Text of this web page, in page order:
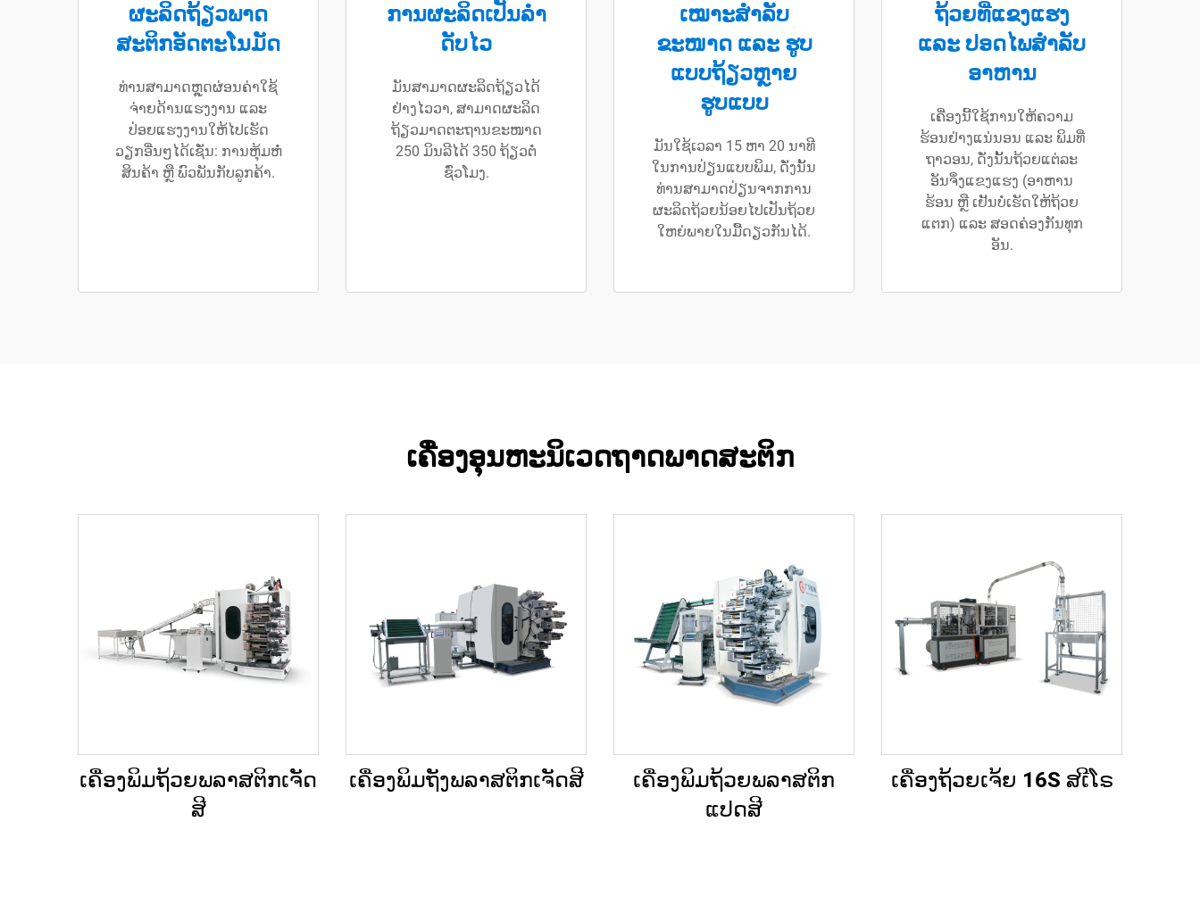
ຜະລິດຖ້ຽວພາດ
ສະຕິກອັດຕະໂນມັດ
ທ່ານສາມາດຫຼຸດຜ່ອນຄ່າໃຊ້
ຈ່າຍດ້ານແຮງງານ ແລະ
ປ່ອຍແຮງງານໃຫ້ໄປເຮັດ
ວຽກອື່ນໆໄດ້ເຊັ່ນ: ການຫຸ້ມຫໍ່
ສິນຄ້າ ຫຼື ພົວພັນກັບລູກຄ້າ.
ການຜະລິດເປັນລໍາ
ດັບໄວ
ມັນສາມາດຜະລິດຖ້ຽວໄດ້
ຢ່າງໄວວາ, ສາມາດຜະລິດ
ຖ້ຽວມາດຕະຖານຂະໜາດ
250 ມິນລີໄດ້ 350 ຖ້ຽວຕໍ່
ຊົ່ວໂມງ.
ເໝາະສຳລັບ
ຂະໜາດ ແລະ ຮູບ
ແບບຖ້ຽວຫຼາຍ
ຮູບແບບ
ມັນໃຊ້ເວລາ 15 ຫາ 20 ນາທີ
ໃນການປ່ຽນແບບພິມ, ດັ່ງນັ້ນ
ທ່ານສາມາດປ່ຽນຈາກການ
ຜະລິດຖ້ວຍນ້ອຍໄປເປັນຖ້ວຍ
ໃຫຍ່ພາຍໃນມື້ດຽວກັນໄດ້.
ຖ້ວຍທີ່ແຂງແຮງ
ແລະ ປອດໄພສຳລັບ
ອາຫານ
ເຄື່ອງນີ້ໃຊ້ການໃຫ້ຄວາມ
ຮ້ອນຢ່າງແນ່ນອນ ແລະ ພິມທີ່
ຖາວອນ, ດັ່ງນັ້ນຖ້ວຍແຕ່ລະ
ອັນຈຶ່ງແຂງແຮງ (ອາຫານ
ຮ້ອນ ຫຼື ເຢັນບໍ່ເຮັດໃຫ້ຖ້ວຍ
ແຕກ) ແລະ ສອດຄ່ອງກັນທຸກ
ອັນ.
ເຄື່ອງອຸນຫະນິເວດຖາດພາດສະຕິກ
ເຄື່ອງພິມຖ້ວຍພລາສຕິກເຈັດ
ສີ
ເຄື່ອງພິມຖັງພລາສຕິກເຈັດສີ
ເຄື່ອງພິມຖ້ວຍພລາສຕິກ
ແປດສີ
ເຄື່ອງຖ້ວຍເຈ້ຍ 16S ສເີໂຣ